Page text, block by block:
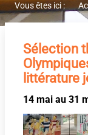
Vous êtes ici :
Sélection
littérature
14 mai au 31